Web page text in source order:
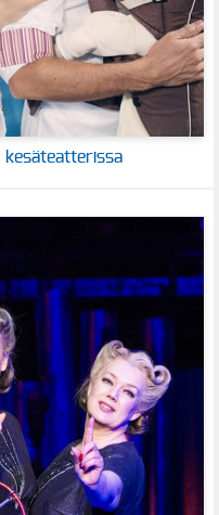
kesäteatterissa